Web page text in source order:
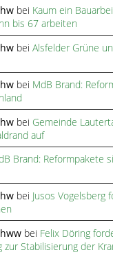
bei Kaum ein
bis 67 arbeiten
beiAlsfelder Grüne
bei MdB Brand:
bei Gemeinde
auf
Brand: Reformpakete
bei Jusos Vogelsberg
bei Felix Döring
zur Stabilisierung der